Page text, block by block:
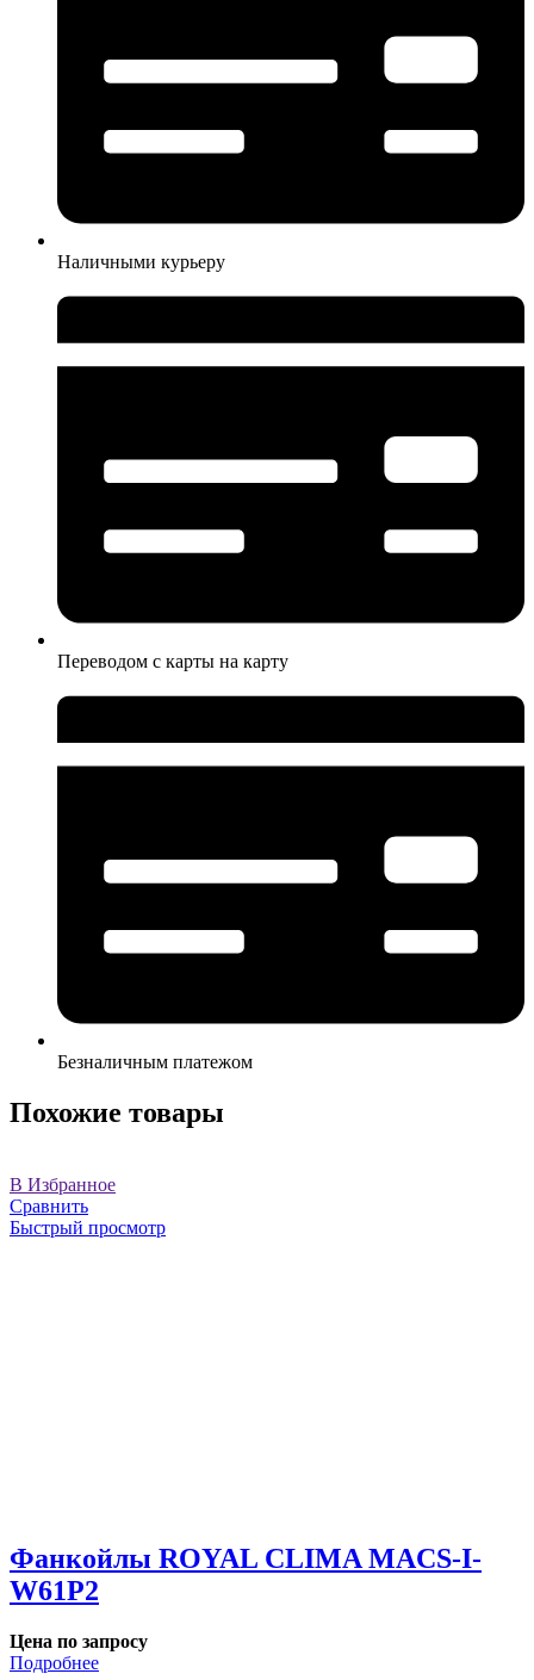
Наличными курьеру
Переводом с карты на карту
Безналичным платежом
Похожие товары
В Избранное
Сравнить
Быстрый просмотр
Фанкойлы ROYAL CLIMA MACS-I-
W61P2
Цена по запросу
Подробнее